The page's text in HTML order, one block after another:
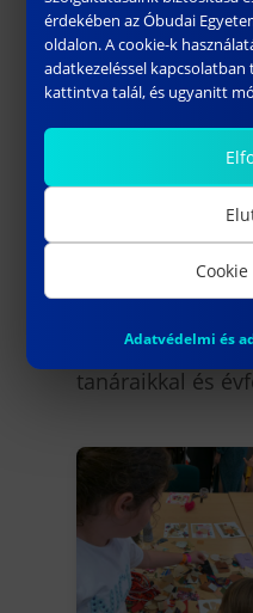
felidézzék
megismerjék a
fejlesztéseit. A
egy fergeteges
programot.
Az egykori
nyilatkoztak a
hogy újra
tanáraikkal és
érdekében az Óbudai
oldalon. A cookie-k
adatkezeléssel
kattintva talál, és ugyanitt
Adatvédelmi és